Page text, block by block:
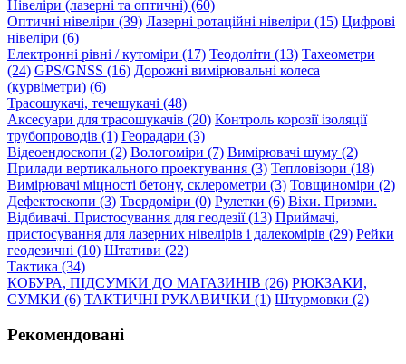
Нівеліри (лазерні та оптичні) (60)
Оптичні нівеліри (39) Лазерні ротаційні нівеліри (15) Цифрові
нівеліри (6)
Електронні рівні / кутоміри (17) Теодоліти (13) Тахеометри
(24) GPS/GNSS (16) Дорожні вимірювальні колеса
(курвіметри) (6)
Трасошукачі, течешукачі (48)
Аксесуари для трасошукачів (20) Контроль корозії ізоляції
трубопроводів (1) Георадари (3)
Відеоендоскопи (2) Вологоміри (7) Вимірювачі шуму (2)
Прилади вертикального проектування (3) Тепловізори (18)
Вимірювачі міцності бетону, склерометри (3) Товщиноміри (2)
Дефектоскопи (3) Твердоміри (0) Рулетки (6) Віхи. Призми.
Відбивачі. Пристосування для геодезії (13) Приймачі,
пристосування для лазерних нівелірів і далекомірів (29) Рейки
геодезичні (10) Штативи (22)
Тактика (34)
КОБУРА, ПІДСУМКИ ДО МАГАЗИНІВ (26) РЮКЗАКИ,
СУМКИ (6) ТАКТИЧНІ РУКАВИЧКИ (1) Штурмовки (2)
Рекомендовані